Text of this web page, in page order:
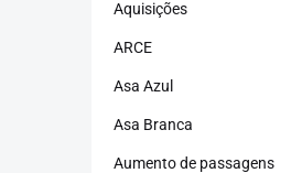
Aquisições
ARCE
Asa Azul
Asa Branca
Aumento de passagens